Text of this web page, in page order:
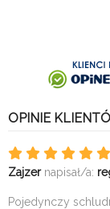
OPINIE
Zajzernapisał/a:
Pojedynczy